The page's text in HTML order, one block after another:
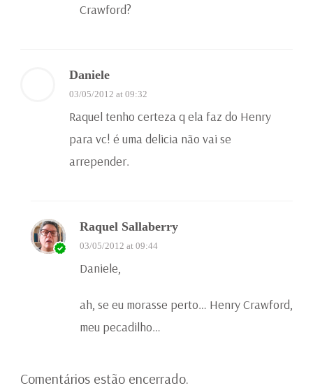
Crawford?
Daniele
03/05/2012 at 09:32
Raquel tenho certeza q ela faz do Henry
para vc! é uma delicia não vai se
arrepender.
Raquel Sallaberry
03/05/2012 at 09:44
Daniele,
ah, se eu morasse perto… Henry Crawford,
meu pecadilho…
Comentários estão encerrado.